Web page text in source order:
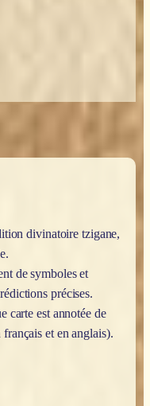
divinatoire tzigane,
de symboles et
précises.
carte est annotée de
et en anglais).